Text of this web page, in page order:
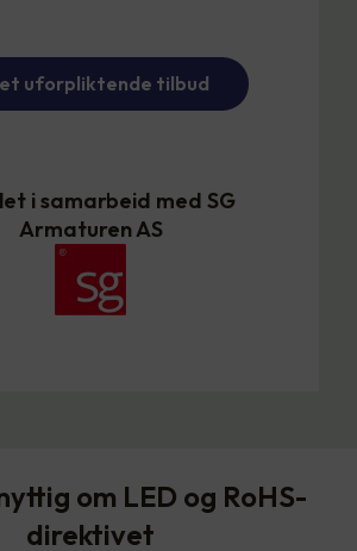
et uforpliktende tilbud
i samarbeid med SG
Armaturen AS
om LED og RoHS-
direktivet